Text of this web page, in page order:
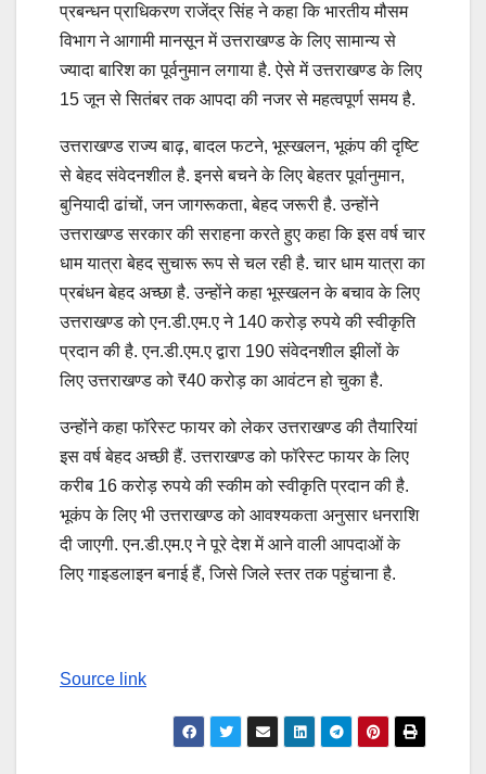
प्रबन्धन प्राधिकरण राजेंद्र सिंह ने कहा कि भारतीय मौसम
विभाग ने आगामी मानसून में उत्तराखण्ड के लिए सामान्य से
ज्यादा बारिश का पूर्वनुमान लगाया है. ऐसे में उत्तराखण्ड के लिए
15 जून से सितंबर तक आपदा की नजर से महत्वपूर्ण समय है.
उत्तराखण्ड राज्य बाढ़, बादल फटने, भूस्खलन, भूकंप की दृष्टि
से बेहद संवेदनशील है. इनसे बचने के लिए बेहतर पूर्वानुमान,
बुनियादी ढांचों, जन जागरूकता, बेहद जरूरी है. उन्होंने
उत्तराखण्ड सरकार की सराहना करते हुए कहा कि इस वर्ष चार
धाम यात्रा बेहद सुचारू रूप से चल रही है. चार धाम यात्रा का
प्रबंधन बेहद अच्छा है. उन्होंने कहा भूस्खलन के बचाव के लिए
उत्तराखण्ड को एन.डी.एम.ए ने 140 करोड़ रुपये की स्वीकृति
प्रदान की है. एन.डी.एम.ए द्वारा 190 संवेदनशील झीलों के
लिए उत्तराखण्ड को ₹40 करोड़ का आवंटन हो चुका है.
उन्होंने कहा फॉरेस्ट फायर को लेकर उत्तराखण्ड की तैयारियां
इस वर्ष बेहद अच्छी हैं. उत्तराखण्ड को फॉरेस्ट फायर के लिए
करीब 16 करोड़ रुपये की स्कीम को स्वीकृति प्रदान की है.
भूकंप के लिए भी उत्तराखण्ड को आवश्यकता अनुसार धनराशि
दी जाएगी. एन.डी.एम.ए ने पूरे देश में आने वाली आपदाओं के
लिए गाइडलाइन बनाई हैं, जिसे जिले स्तर तक पहुंचाना है.
Source link